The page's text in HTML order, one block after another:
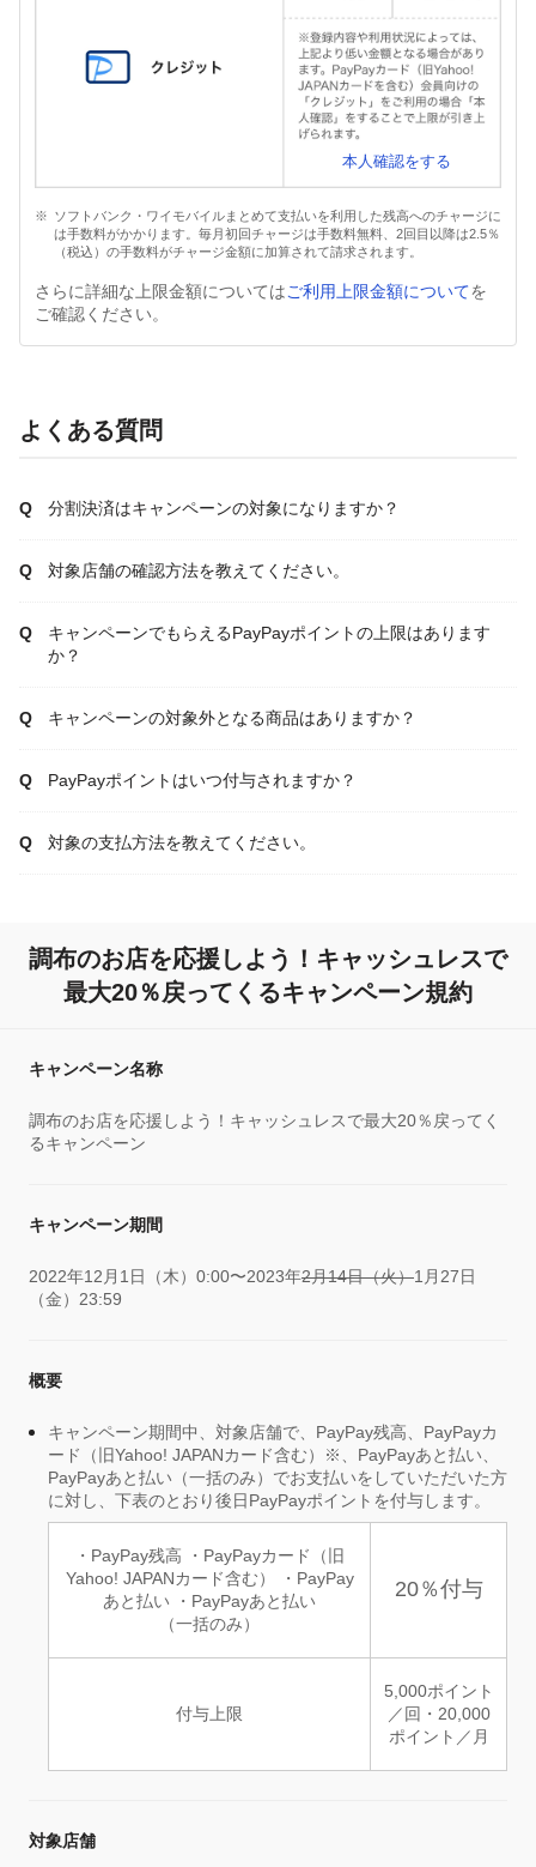
本人確認をする
ソフトバンク・ワイモバイルまとめて支払いを利用した残高へのチャージに
は手数料がかかります。毎月初回チャージは手数料無料、2回目以降は2.5％
（税込）の手数料がチャージ金額に加算されて請求されます。
さらに詳細な上限金額についてはご利用上限金額についてを
ご確認ください。
よくある質問
分割決済はキャンペーンの対象になりますか？
対象店舗の確認方法を教えてください。
キャンペーンでもらえるPayPayポイントの上限はあります
か？
キャンペーンの対象外となる商品はありますか？
PayPayポイントはいつ付与されますか？
対象の支払方法を教えてください。
調布のお店を応援しよう！キャッシュレスで
最大20％戻ってくるキャンペーン規約
キャンペーン名称
調布のお店を応援しよう！キャッシュレスで最大20％戻ってく
るキャンペーン
キャンペーン期間
2022年12月1日（木）0:00〜2023年2月14日（火）1月27日
（金）23:59
概要
キャンペーン期間中、対象店舗で、PayPay残高、PayPayカ
ード（旧Yahoo! JAPANカード含む）※、PayPayあと払い、
PayPayあと払い（一括のみ）でお支払いをしていただいた方
に対し、下表のとおり後日PayPayポイントを付与します。
・PayPay残高 ・PayPayカード（旧
Yahoo! JAPANカード含む） ・PayPay
あと払い ・PayPayあと払い
（一括のみ）
20％付与
付与上限
5,000ポイント
／回・20,000
ポイント／月
対象店舗